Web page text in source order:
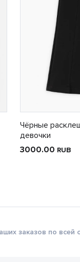
Чёрные
девочки
3000.00 RUB
заказов по всей